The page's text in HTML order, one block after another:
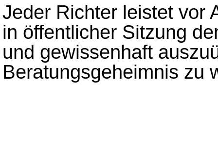
Jeder Richter leistet vor
in öffentlicher Sitzung
und gewissenhaft
Beratungsgeheimnis zu